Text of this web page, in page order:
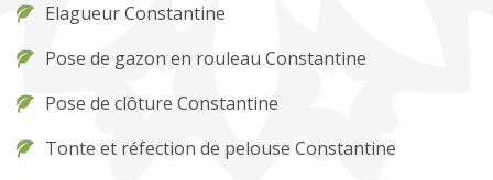
Elagueur Constantine
Pose de gazon en rouleau Constantine
Pose de clôture Constantine
Tonte et réfection de pelouse Constantine